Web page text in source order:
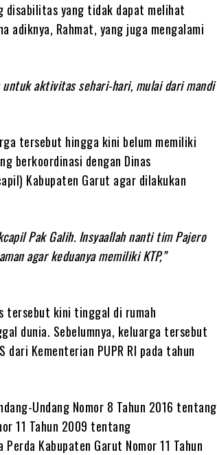
disabilitas yang tidak dapat melihat
adiknya, Rahmat, yang juga mengalami
untuk aktivitas sehari-hari, mulai dari mandi
tersebut hingga kini belum memiliki
berkoordinasi dengan Dinas
Kabupaten Garut agar dilakukan
Pak Galih. Insyaallah nanti tim Pajero
agar keduanya memiliki KTP,”
tersebut kini tinggal di rumah
dunia. Sebelumnya, keluarga tersebut
dari Kementerian PUPR RI pada tahun
Undang Nomor 8 Tahun 2016 tentang
11 Tahun 2009 tentang
Kabupaten Garut Nomor 11 Tahun